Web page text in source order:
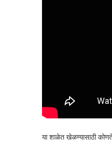
या शाळेत खेळण्यासाठी